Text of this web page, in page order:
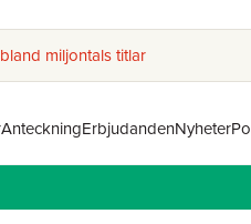
miljontals titlar
AnteckningErbjudandenNyheter